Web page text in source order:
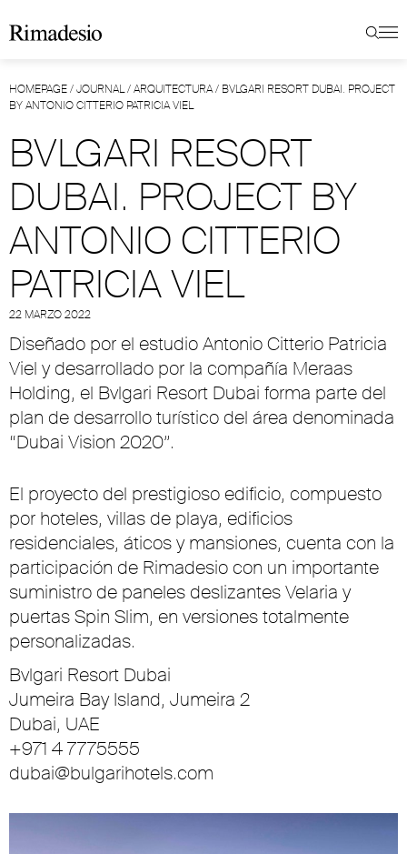
HOMEPAGE/JOURNAL/ARQUITECTURA/ BVLGARI RESORT DUBAI. PROJECT
BY ANTONIO CITTERIO PATRICIA VIEL
BVLGARI RESORT
DUBAI. PROJECT BY
ANTONIO CITTERIO
PATRICIA VIEL
22 MARZO 2022
Diseñado por el estudio Antonio Citterio Patricia
Viel y desarrollado por la compañía Meraas
Holding, el Bvlgari Resort Dubai forma parte del
plan de desarrollo turístico del área denominada
“Dubai Vision 2020”.
El proyecto del prestigioso edificio, compuesto
por hoteles, villas de playa, edificios
residenciales, áticos y mansiones, cuenta con la
participación de Rimadesio con un importante
suministro de paneles deslizantes Velaria y
puertas Spin Slim, en versiones totalmente
personalizadas.
Bvlgari Resort Dubai
Jumeira Bay Island, Jumeira 2
Dubai, UAE
+971 4 7775555
dubai@bulgarihotels.com